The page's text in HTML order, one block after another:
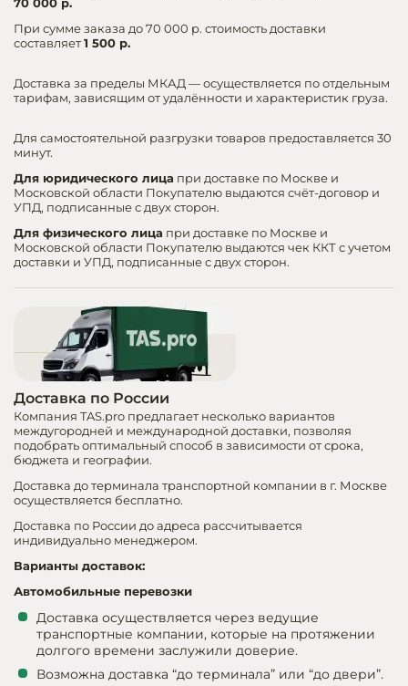
70 000 р.
При сумме заказа до 70 000 р. стоимость доставки
составляет1 500 р.
Доставка за пределы МКАД — осуществляется по отдельным
тарифам, зависящим от удалённости и характеристик груза.
Для самостоятельной разгрузки товаров предоставляется 30
минут.
Для юридического лица при доставке по Москве и
Московской области Покупателю выдаются счёт-договор и
УПД, подписанные с двух сторон.
Для физического лица при доставке по Москве и
Московской области Покупателю выдаются чек ККТ с учетом
доставки и УПД, подписанные с двух сторон.
Доставка по России
Компания TAS.pro предлагает несколько вариантов
междугородней и международной доставки, позволяя
подобрать оптимальный способ в зависимости от срока,
бюджета и географии.
Доставка до терминала транспортной компании в г. Москве
осуществляется бесплатно.
Доставка по России до адреса рассчитывается
индивидуально менеджером.
Варианты доставок:
Автомобильные перевозки
Доставка осуществляется через ведущие
транспортные компании, которые на протяжении
долгого времени заслужили доверие.
Возможна доставка “до терминала” или “до двери”.